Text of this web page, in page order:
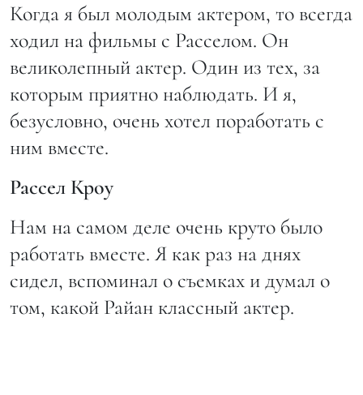
Когда я был молодым актером, то всегда
ходил на фильмы с Расселом. Он
великолепный актер. Один из тех, за
которым приятно наблюдать. И я,
безусловно, очень хотел поработать с
ним вместе.
Рассел Кроу
Нам на самом деле очень круто было
работать вместе. Я как раз на днях
сидел, вспоминал о съемках и думал о
том, какой Райан классный актер.